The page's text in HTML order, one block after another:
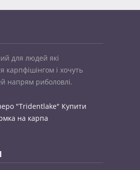
для людей які
карпфішінгом і хочуть
напрям риболовлі.
"Tridentlake" Купити
на карпа